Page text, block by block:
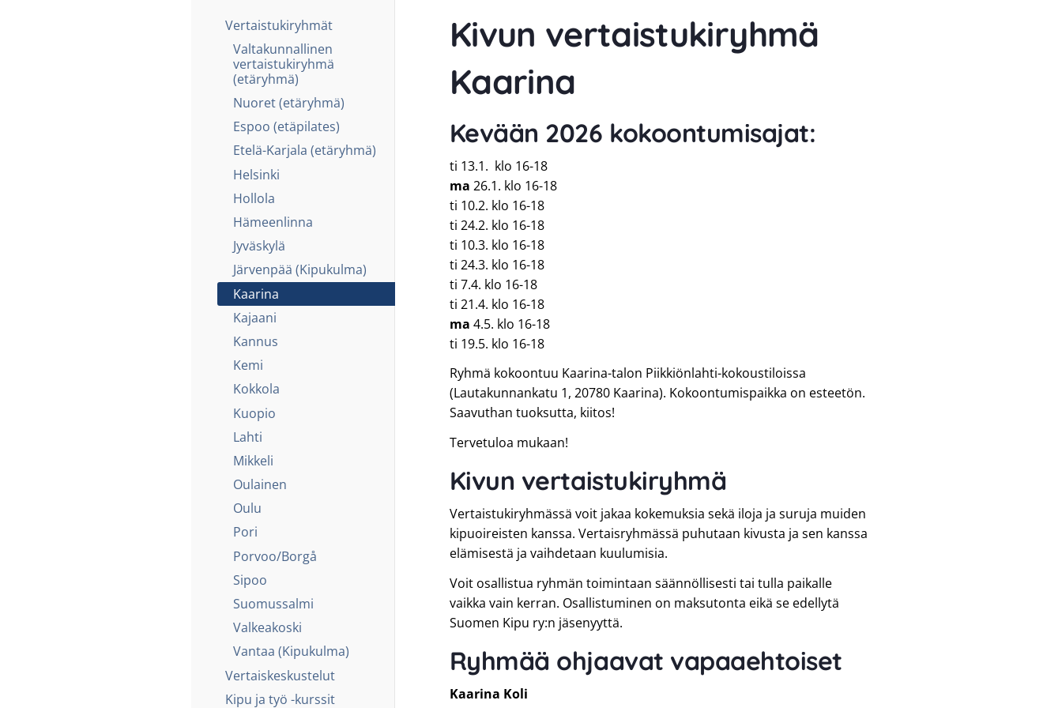
Vertaistukiryhmät
Valtakunnallinen
vertaistukiryhmä
(etäryhmä)
Nuoret (etäryhmä)
Espoo (etäpilates)
Etelä-Karjala (etäryhmä)
Helsinki
Hollola
Hämeenlinna
Jyväskylä
Järvenpää (Kipukulma)
Kaarina
Kajaani
Kannus
Kemi
Kokkola
Kuopio
Lahti
Mikkeli
Oulainen
Oulu
Pori
Porvoo/Borgå
Sipoo
Suomussalmi
Valkeakoski
Vantaa (Kipukulma)
Vertaiskeskustelut
Kipu ja työ -kurssit
Kivun vertaistukiryhmä
Kaarina
Kevään 2026 kokoontumisajat:
ti 13.1. klo 16-18
ma 26.1. klo 16-18
ti 10.2. klo 16-18
ti 24.2. klo 16-18
ti 10.3. klo 16-18
ti 24.3. klo 16-18
ti 7.4. klo 16-18
ti 21.4. klo 16-18
ma 4.5. klo 16-18
ti 19.5. klo 16-18
Ryhmä kokoontuu Kaarina-talon Piikkiönlahti-kokoustiloissa
(Lautakunnankatu 1, 20780 Kaarina). Kokoontumispaikka on esteetön.
Saavuthan tuoksutta, kiitos!
Tervetuloa mukaan!
Kivun vertaistukiryhmä
Vertaistukiryhmässä voit jakaa kokemuksia sekä iloja ja suruja muiden
kipuoireisten kanssa. Vertaisryhmässä puhutaan kivusta ja sen kanssa
elämisestä ja vaihdetaan kuulumisia.
Voit osallistua ryhmän toimintaan säännöllisesti tai tulla paikalle
vaikka vain kerran. Osallistuminen on maksutonta eikä se edellytä
Suomen Kipu ry:n jäsenyyttä.
Ryhmää ohjaavat vapaaehtoiset
Kaarina Koli